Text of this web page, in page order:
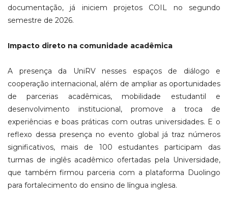
documentação, já iniciem projetos COIL no segundo
semestre de 2026.
Impacto direto na comunidade acadêmica
A presença da UniRV nesses espaços de diálogo e
cooperação internacional, além de ampliar as oportunidades
de parcerias acadêmicas, mobilidade estudantil e
desenvolvimento institucional, promove a troca de
experiências e boas práticas com outras universidades. E o
reflexo dessa presença no evento global já traz números
significativos, mais de 100 estudantes participam das
turmas de inglês acadêmico ofertadas pela Universidade,
que também firmou parceria com a plataforma Duolingo
para fortalecimento do ensino de língua inglesa.